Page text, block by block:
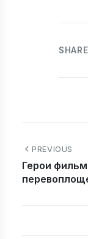
SHARE
PREVIOUS
Герои